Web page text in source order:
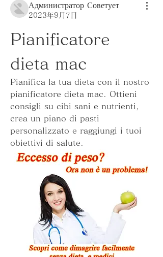
Администратор Советует
2023年9月7日
Pianificatore
dieta mac
Pianifica la tua dieta con il nostro
pianificatore dieta mac. Ottieni
consigli su cibi sani e nutrienti,
crea un piano di pasti
personalizzato e raggiungi i tuoi
obiettivi di salute.